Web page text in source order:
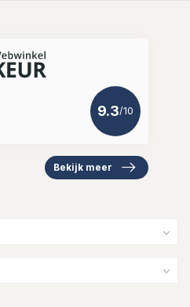
9.3/10
Bekijk meer